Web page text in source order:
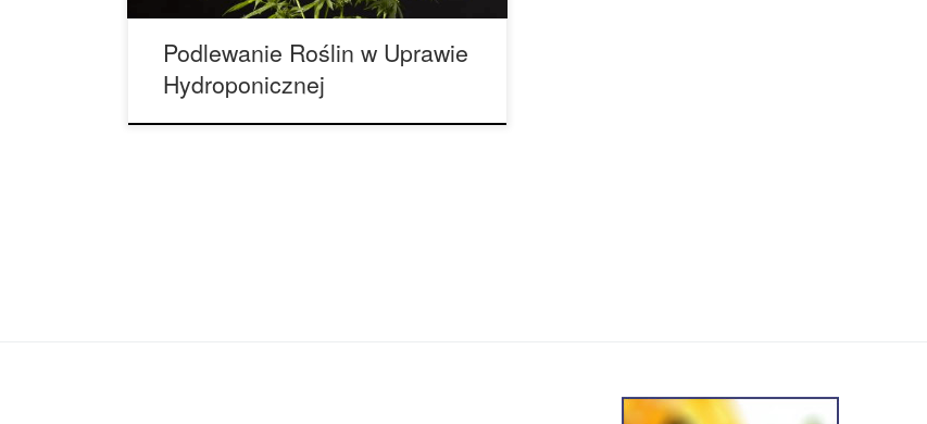
Podlewanie Roślin w Uprawie
Hydroponicznej